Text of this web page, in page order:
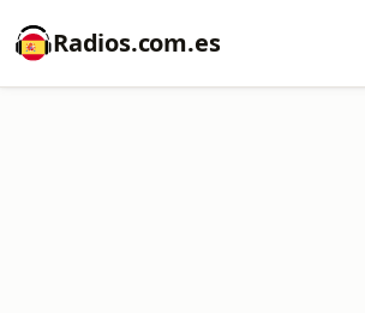
Radios.com.es